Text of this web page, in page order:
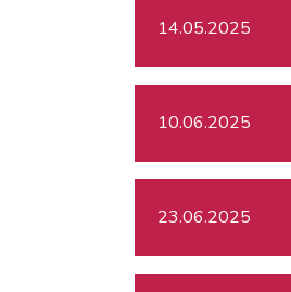
14.05.2025
10.06.2025
23.06.2025